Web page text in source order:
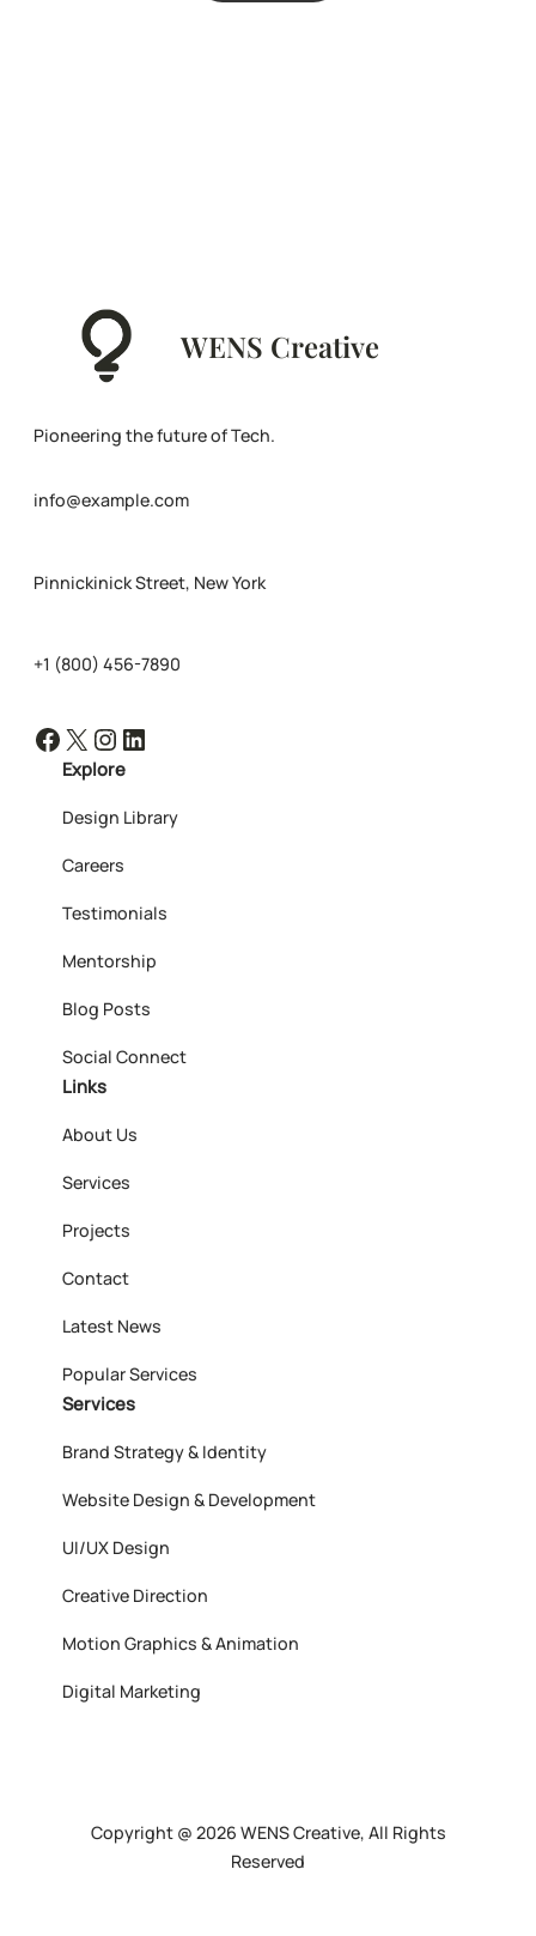
WENS Creative
Pioneering the future of Tech.
info@example.com
Pinnickinick Street, New York
+1 (800) 456-7890
Facebook X Instagram LinkedIn
Explore
Design Library
Careers
Testimonials
Mentorship
Blog Posts
Social Connect
Links
About Us
Services
Projects
Contact
Latest News
Popular Services
Services
Brand Strategy & Identity
Website Design & Development
UI/UX Design
Creative Direction
Motion Graphics & Animation
Digital Marketing
Copyright @ 2026 WENS Creative, All Rights
Reserved